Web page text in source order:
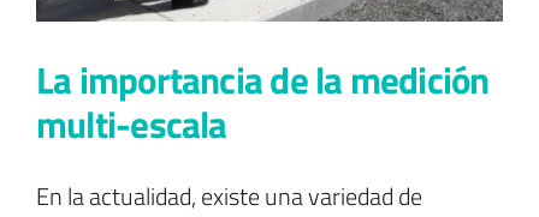
La importancia de la medición
multi-escala
En la actualidad, existe una variedad de